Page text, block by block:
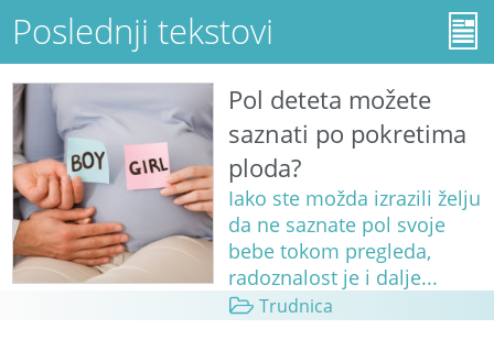
Poslednji tekstovi
Pol deteta možete
saznati po pokretima
ploda?
Iako ste možda izrazili želju
da ne saznate pol svoje
bebe tokom pregleda,
radoznalost je i dalje...
Trudnica